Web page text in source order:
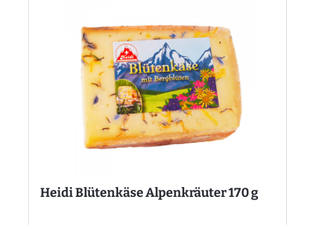
Heidi Blütenkäse Alpenkräuter 170 g